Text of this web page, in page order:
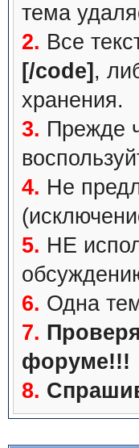
тема
2. Все
[/code] ,
хранения.
3. Прежде
4. Не
5. НЕ
6. Одна
7.
форуме!!!
8.